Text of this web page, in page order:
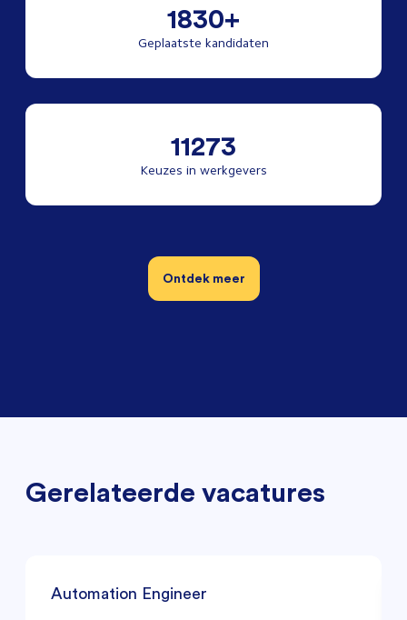
1830+
Geplaatste kandidaten
11273
Keuzes in werkgevers
Ontdek meer
Gerelateerde vacatures
Automation Engineer